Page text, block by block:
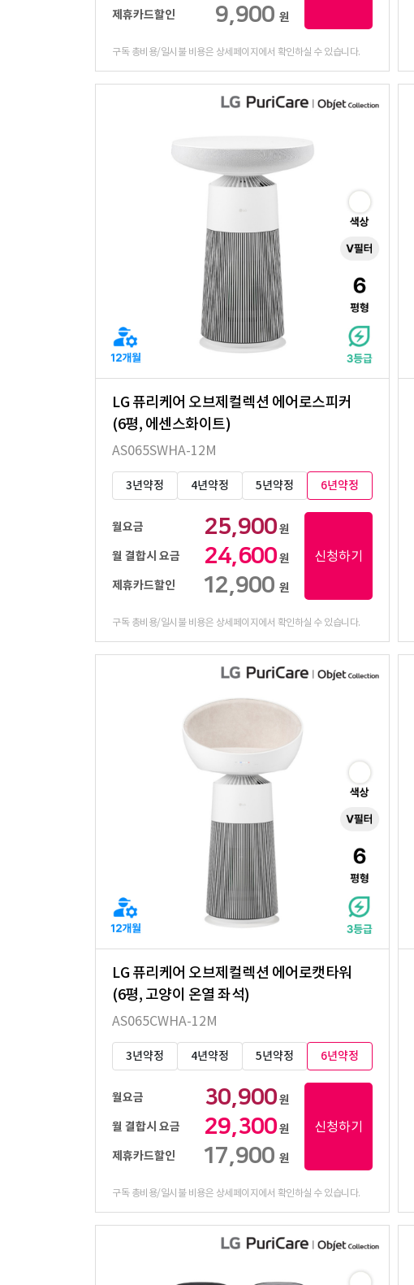
제휴카드할인
9,900 원
구독 총비용/일시불 비용은 상세페이지에서 확인하실 수 있습니다.
LG 퓨리케어 오브제컬렉션 에어로스피커
(6평, 에센스화이트)
AS065SWHA-12M
3년약정 4년약정 5년약정 6년약정
월요금 25,900원
월 결합시 요금
24,600원
제휴카드할인
12,900 원
신청하기
구독 총비용/일시불 비용은 상세페이지에서 확인하실 수 있습니다.
LG 퓨리케어 오브제컬렉션 에어로캣타워
(6평, 고양이 온열 좌석)
AS065CWHA-12M
3년약정 4년약정 5년약정 6년약정
월요금 30,900원
월 결합시 요금
29,300원
제휴카드할인
17,900 원
신청하기
구독 총비용/일시불 비용은 상세페이지에서 확인하실 수 있습니다.